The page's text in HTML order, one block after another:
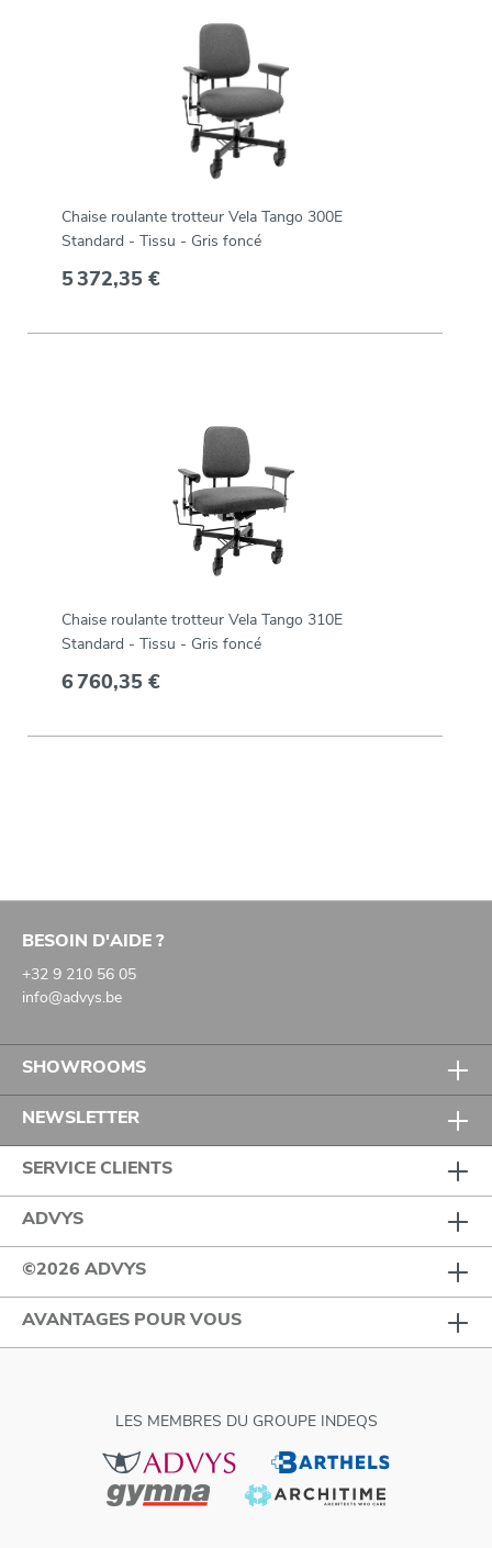
Chaise roulante trotteur Vela Tango 300E
Standard - Tissu - Gris foncé
5 372,35 €
Chaise roulante trotteur Vela Tango 310E
Standard - Tissu - Gris foncé
6 760,35 €
BESOIN D'AIDE ?
+32 9 210 56 05
info@advys.be
SHOWROOMS
NEWSLETTER
SERVICE CLIENTS
ADVYS
©2026 ADVYS
AVANTAGES POUR VOUS
LES MEMBRES DU GROUPE INDEQS